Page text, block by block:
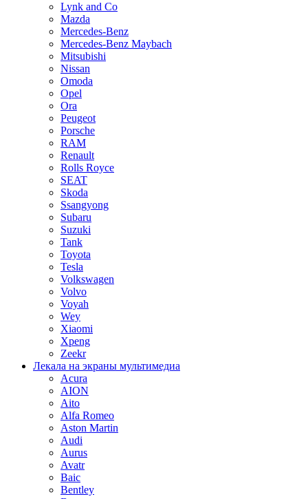
Lynk and Co
Mazda
Mercedes-Benz
Mercedes-Benz Maybach
Mitsubishi
Nissan
Omoda
Opel
Ora
Peugeot
Porsche
RAM
Renault
Rolls Royce
SEAT
Skoda
Ssangyong
Subaru
Suzuki
Tank
Toyota
Tesla
Volkswagen
Volvo
Voyah
Wey
Xiaomi
Xpeng
Zeekr
Лекала на экраны мультимедиа
Acura
AION
Aito
Alfa Romeo
Aston Martin
Audi
Aurus
Avatr
Baic
Bentley